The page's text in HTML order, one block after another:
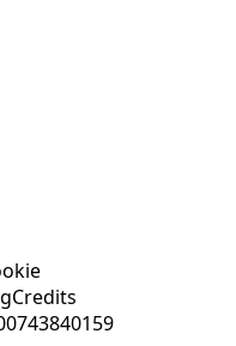
Credits